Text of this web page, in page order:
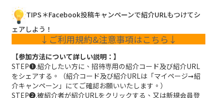
TIPS＊Facebook投稿キャンペーンで紹介URLもつけてシ
ェアしよう！
↓ご利用規約&注意事項はこちら↓
【参加方法について詳しい説明：】
STEP➊.紹介したい方に、招待専用の紹介コード及び紹介URL
をシェアする。（紹介コード及び紹介URLは「マイページ➞紹
介キャンペーン」にてご確認お願いいたします。）
STEP➋.被紹介者が紹介URLをクリックする、又は新規会員登